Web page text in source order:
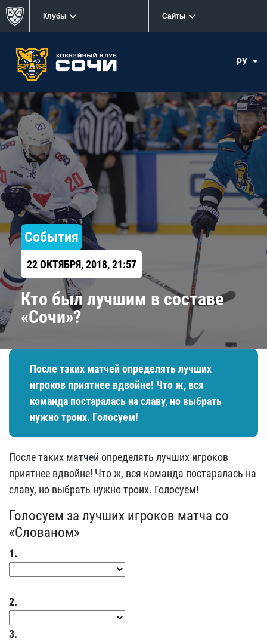
Клубы Сайты
РУ
События
22 ОКТЯБРЯ, 2018, 21:57
Кто был лучшим в составе
«Сочи»?
После таких матчей определять лучших
игроков приятнее вдвойне! Что ж, вся
команда постаралась на славу, но выбрать
нужно троих. Голосуем!
После таких матчей определять лучших игроков
приятнее вдвойне! Что ж, вся команда постаралась на
славу, но выбрать нужно троих. Голосуем!
Голосуем за лучших игроков матча со
«Слованом»
1.
2.
3.